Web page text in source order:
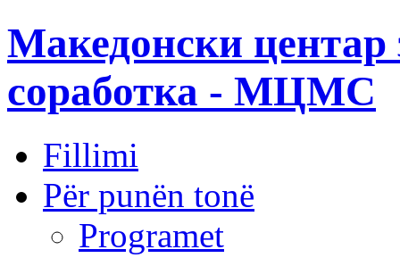
Македонски центар
соработка - МЦМС
Fillimi
Për punën tonë
Programet